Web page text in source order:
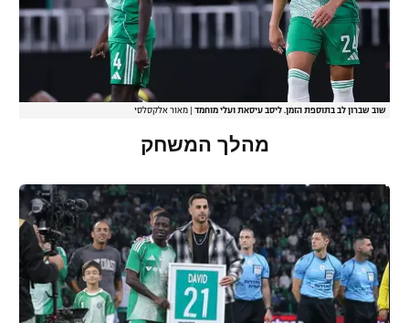
שוב שברון לב בתוספת הזמן. ליסב עיסאת ועלי מוחמד מאור אלקסלסי
מהלך המשחק